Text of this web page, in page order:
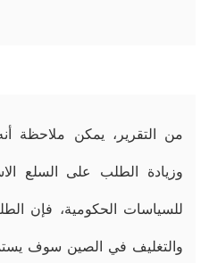
من التقرير، يمكن ملاحظة
وزيادة الطلب على السلع
للسياسات الحكومية، فإن
والتغليف في الصين سوف